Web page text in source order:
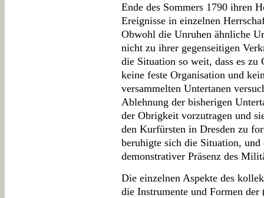
Ende des Sommers 1790 ihren
Ereignisse in einzelnen
Obwohl die Unruhen ähnliche
nicht zu ihrer gegenseitigen
die Situation so weit, dass es zu
keine feste Organisation und
versammelten Untertanen
Ablehnung der bisherigen
der Obrigkeit vorzutragen und
den Kurfürsten in Dresden zu
beruhigte sich die Situation,
demonstrativer Präsenz des
Die einzelnen Aspekte des
die Instrumente und Formen